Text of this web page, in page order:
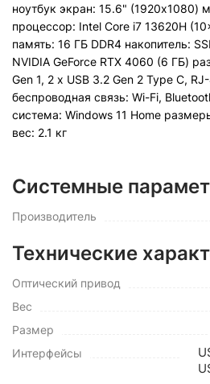
ноутбук экран: 15.6" (1920x1080)
процессор: Intel Core i7 13620H
память: 16 ГБ DDR4 накопитель:
NVIDIA GeForce RTX 4060 (6 ГБ)
Gen 1, 2 x USB 3.2 Gen 2 Type C,
беспроводная связь: Wi-Fi,
система: Windows 11 Home
вес: 2.1 кг
Системные
Производитель
Технические
Оптический привод
Вес
Размер
Интерфейсы